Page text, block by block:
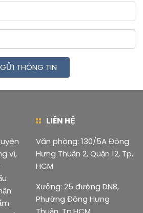
GỬI THÔNG TIN
ví,
LIÊN HỆ
Văn phòng: 130/5A Đông
Hưng Thuận 2, Quận 12, Tp.
HCM
Xưởng: 25 đường DN8,
Phường Đông Hưng